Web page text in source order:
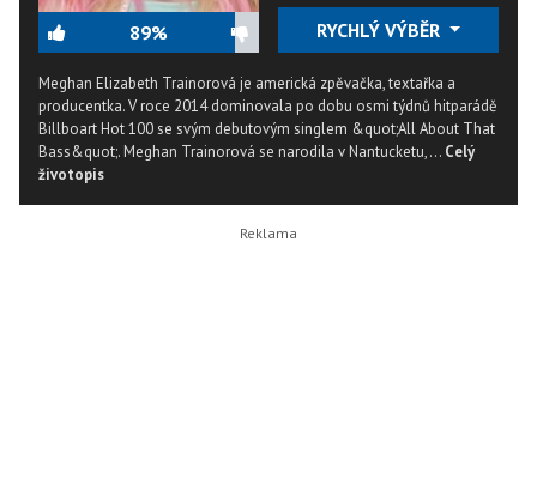
89% RYCHLÝ VÝBĚR
Meghan Elizabeth Trainorová je americká zpěvačka, textařka a
producentka. V roce 2014 dominovala po dobu osmi týdnů hitparádě
Billboart Hot 100 se svým debutovým singlem &quot;All About That
Bass&quot;. Meghan Trainorová se narodila v Nantucketu,... Celý
životopis